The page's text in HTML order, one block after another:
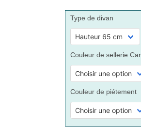
Type de divan
Couleur de sellerie
Couleur de piétement